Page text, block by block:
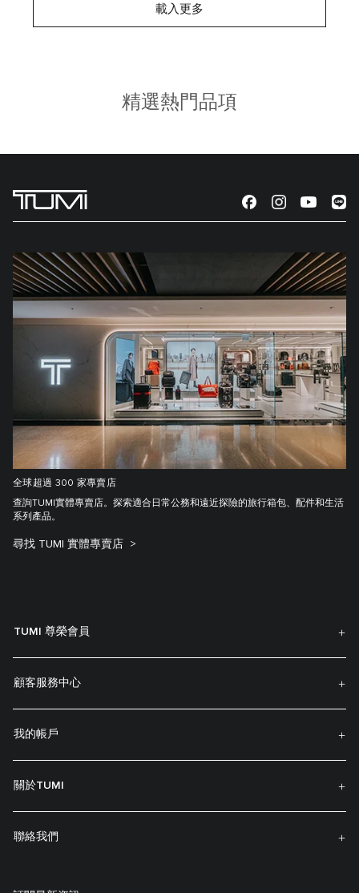
載入更多
精選熱門品項
全球超過 300 家專賣店
查詢TUMI實體專賣店。探索適合日常公務和遠近探險的旅行箱包、配件和生活
系列產品。
尋找 TUMI 實體專賣店
TUMI 尊榮會員
顧客服務中心
我的帳戶
關於TUMI
聯絡我們